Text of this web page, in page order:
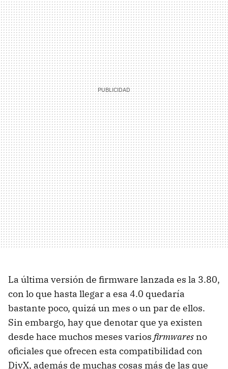
La última versión de firmware lanzada es la 3.80,
con lo que hasta llegar a esa 4.0 quedaría
bastante poco, quizá un mes o un par de ellos.
Sin embargo, hay que denotar que ya existen
desde hace muchos meses varios firmwares no
oficiales que ofrecen esta compatibilidad con
DivX, además de muchas cosas más de las que